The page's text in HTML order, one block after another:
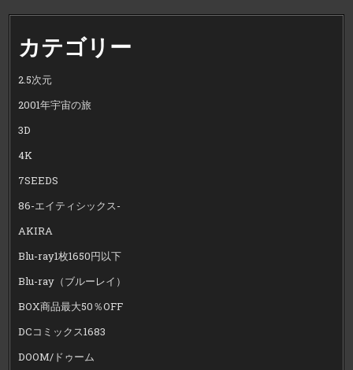
カテゴリー
2.5次元
2001年宇宙の旅
3D
4K
7SEEDS
86-エイティシックス-
AKIRA
Blu-ray1枚1650円以下
Blu-ray（ブルーレイ）
BOX商品最大50％OFF
DCコミックス1683
DOOM/ドゥーム